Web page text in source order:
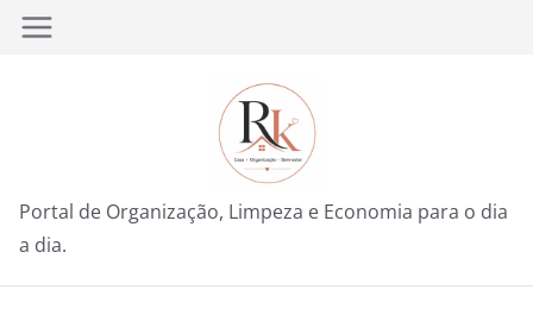
Pular
Portal de Organização, Limpeza e Economia para o dia
a dia.